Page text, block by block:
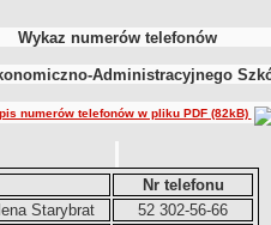
Wykaz numerów telefonów
Administracyjnego
numerów telefonów w pliku PDF (82kB)
Nr telefonu
Starybrat
52 302-56-66